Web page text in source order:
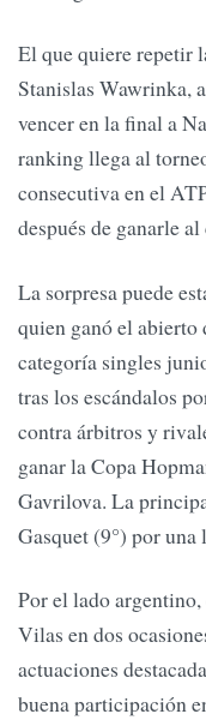
El que quiere repetir
Stanislas Wawrinka,
vencer en la final a
ranking llega al
consecutiva en el
después de ganarle
La sorpresa puede
quien ganó el abierto
categoría singles
tras los escándalos
contra árbitros y
ganar la Copa
Gavrilova. La
Gasquet (9°) por una
Por el lado
Vilas en dos
actuaciones
buena participación